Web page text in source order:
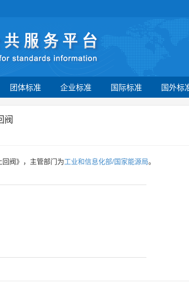
团体标准 企业标准 国际标准 国外标
阀
阀》，主管部门为工业和信息化部/国家能源局。